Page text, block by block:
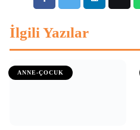
İlgili Yazılar
ANNE-ÇOCUK